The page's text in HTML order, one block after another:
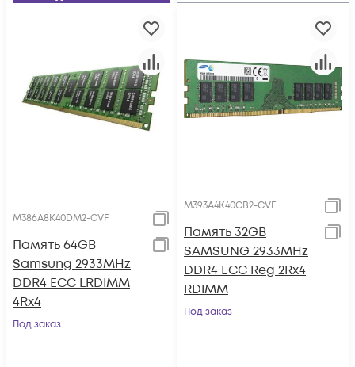
M386A8K40DM2-CVF
Память 64GB
Samsung 2933MHz
DDR4 ECC LRDIMM
4Rx4
Под заказ
M393A4K40CB2-CVF
Память 32GB
SAMSUNG 2933MHz
DDR4 ECC Reg 2Rx4
RDIMM
Под заказ